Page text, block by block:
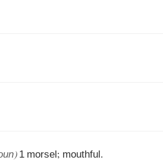
1 morsel; mouthful.